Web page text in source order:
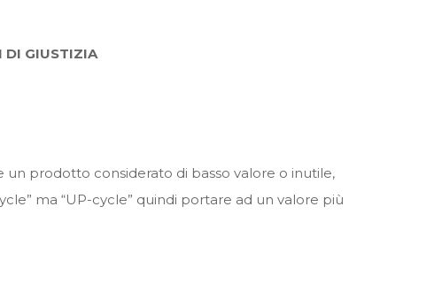
DI GIUSTIZIA
un prodotto considerato di basso valore o inutile,
ma “UP-cycle” quindi portare ad un valore più